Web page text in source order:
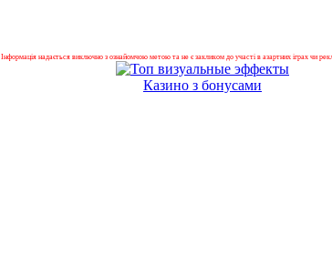
Інформація надається виключно з ознайомчою метою та не є закликом до участі в азартних іграх чи
Казино з бонусами